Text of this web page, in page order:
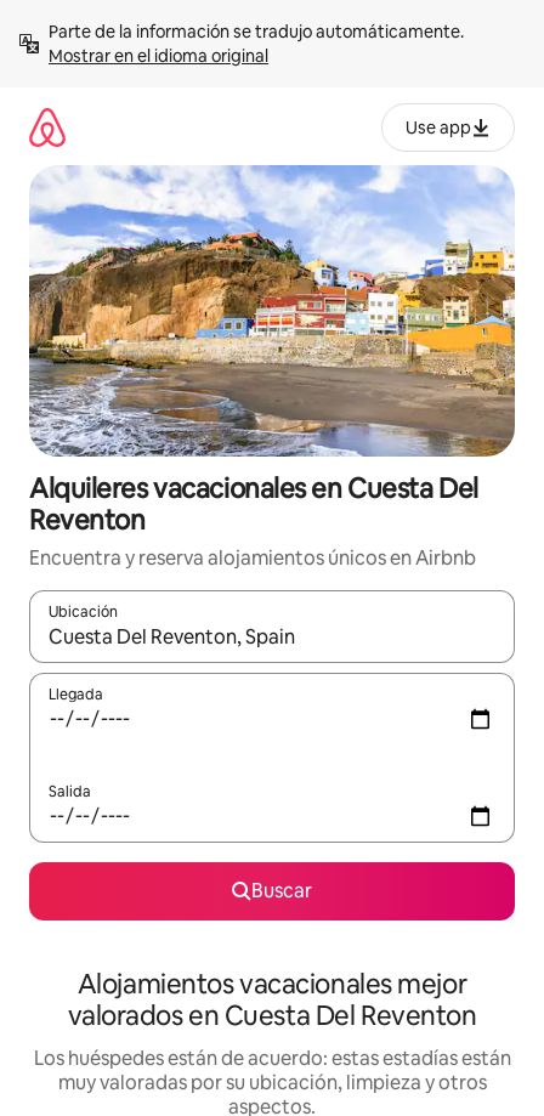
contenidoMostrar en el idioma original
Use app
Alquileres vacacionales en Cuesta Del
Reventon
Encuentra y reserva alojamientos únicos en Airbnb
Ubicación
Cuando los resultados estén disponibles, navega con las
Llegada
Salida
Buscar
Alojamientos vacacionales mejor
valorados en Cuesta Del Reventon
Los huéspedes están de acuerdo: estas estadías están
muy valoradas por su ubicación, limpieza y otros
aspectos.